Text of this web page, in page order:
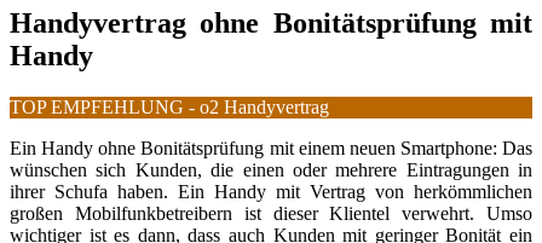
Handyvertrag ohne Bonitätsprüfung mit
Handy
TOP EMPFEHLUNG - o2 Handyvertrag
Ein Handy ohne Bonitätsprüfung mit einem neuen Smartphone: Das
wünschen sich Kunden, die einen oder mehrere Eintragungen in
ihrer Schufa haben. Ein Handy mit Vertrag von herkömmlichen
großen Mobilfunkbetreibern ist dieser Klientel verwehrt. Umso
wichtiger ist es dann, dass auch Kunden mit geringer Bonität ein